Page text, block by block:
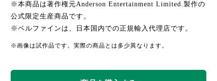
※本商品は著作権元Anderson Entertainment Limited.製作の
公式限定生産商品です。
※ベルファインは、日本国内での正規輸入代理店です。
※画像は試作品です。実際の商品とは多少異なります。